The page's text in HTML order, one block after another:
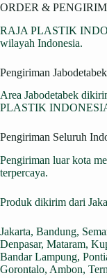
ORDER &
RAJA PLASTIK
wilayah Indonesia.
Pengiriman Jabodetabek
Area Jabodetabek
PLASTIK
Pengiriman Seluruh
Pengiriman luar kota
terpercaya.
Produk dikirim dari
Jakarta, Bandung,
Denpasar, Mataram,
Bandar Lampung,
Gorontalo, Ambon,